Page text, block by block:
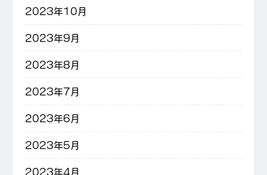
2023年10月
2023年9月
2023年8月
2023年7月
2023年6月
2023年5月
2023年4月